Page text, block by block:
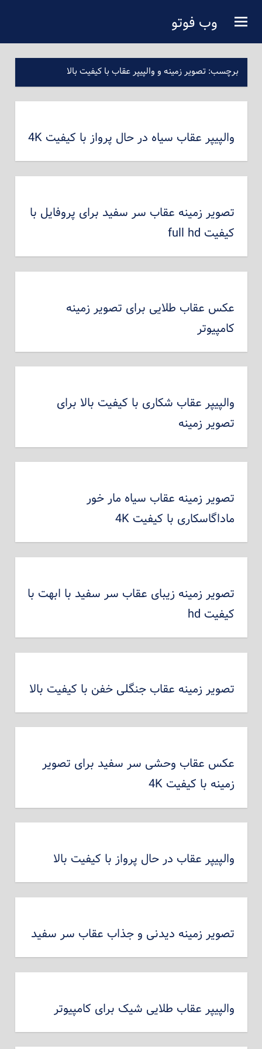
محتوای
اصلی
وب فوتو
برچسب:تصویر زمینه و والپیپر عقاب با کیفیت بالا
والپیپر عقاب سیاه در حال پرواز با کیفیت 4K
تصویر زمینه عقاب سر سفید برای پروفایل با
کیفیت full hd
عکس عقاب طلایی برای تصویر زمینه
کامپیوتر
والپیپر عقاب شکاری با کیفیت بالا برای
تصویر زمینه
تصویر زمینه عقاب سیاه مار خور
ماداگاسکاری با کیفیت 4K
تصویر زمینه زیبای عقاب سر سفید با ابهت با
کیفیت hd
تصویر زمینه عقاب جنگلی خفن با کیفیت بالا
عکس عقاب وحشی سر سفید برای تصویر
زمینه با کیفیت 4K
والپیپر عقاب در حال پرواز با کیفیت بالا
تصویر زمینه دیدنی و جذاب عقاب سر سفید
والپیپر عقاب طلایی شیک برای کامپیوتر